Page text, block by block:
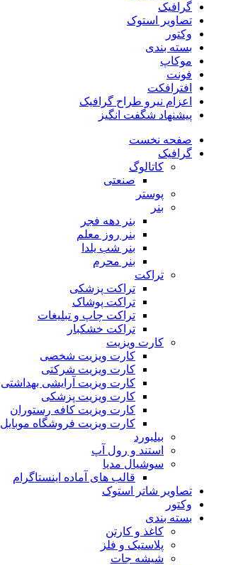
گرافیک
تصاویر استوک
وکتور
بسته بندی
موکاپ
فونت
افترافکت
اعزام نیرو طراح گرافیک
پیشنهاد شگفت انگیز
صفحه نخست
گرافیک
کاتالوگ
صنعتی
پوستر
بنر
بنر دهه فجر
بنر روز معلم
بنر شب یلدا
بنر محرم
تراکت
تراکت پزشکی
تراکت پوشاک
تراکت چاپ و تبلیغات
تراکت خشکبار
کارت ویزیت
کارت ویزیت شخصی
کارت ویزیت شرکتی
کارت ویزیت آرایشی بهداشتی
کارت ویزیت پزشکی
کارت ویزیت کافه رستوران
کارت ویزیت فروشگاه موبایل
بیلبورد
استند و رول آپ
سوشیال مدیا
قالب های آماده اینستاگرام
تصاویر شاتر استوک
وکتور
بسته بندی
کاغذ و کارتن
پلاستیک و فلز
شیشه جات